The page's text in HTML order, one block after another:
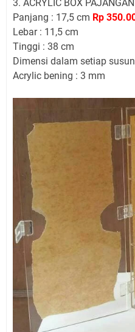
3. ACRYLIC BOX PAJANGAN
Panjang : 17,5 cm Rp
Lebar : 11,5 cm
Tinggi : 38 cm
Dimensi dalam setiap
Acrylic bening : 3 mm